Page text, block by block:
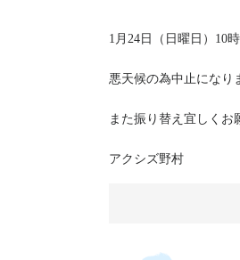
1月24日（日曜日）10
悪天候の為中止になり
また振り替え宜しくお
アクシズ野村